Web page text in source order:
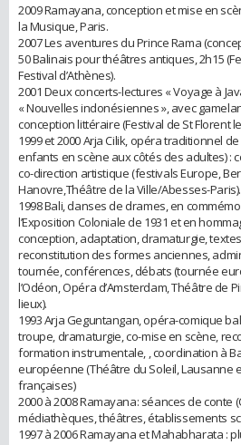
2009 Ramayana, conception et mise en
la Musique, Paris.
2007 Les aventures du Prince Rama
50 Balinais pour théâtres antiques, 2h15
Festival d’Athènes).
2001 Deux concerts-lectures « Voyage à
« Nouvelles indonésiennes », avec
conception littéraire (Festival de St Florent
1999 et 2000 Arja Cilik, opéra traditionnel
enfants en scène aux côtés des adultes) :
co-direction artistique (festivals Europe,
Hanovre,Théâtre de la Ville/Abesses-Paris).
1998 Bali, danses de drames, en
l’Exposition Coloniale de 1931 et en
conception, adaptation, dramaturgie,
reconstitution des formes anciennes,
tournée, conférences, débats (tournée
l’Odéon, Opéra d’Amsterdam, Théâtre de
lieux).
1993 Arja Geguntangan, opéra-comique
troupe, dramaturgie, co-mise en scène,
formation instrumentale, , coordination à
européenne (Théâtre du Soleil, Lausanne
françaises)
2000 à 2008 Ramayana: séances de conte
médiathèques, théâtres, établissements
1997 à 2006 Ramayana et Mahabharata :